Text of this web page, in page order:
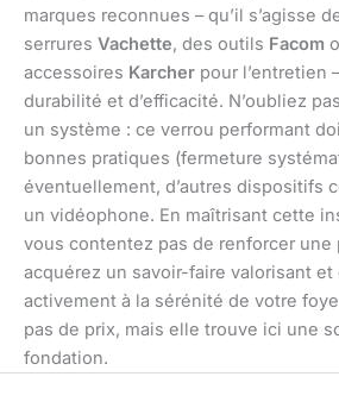
marques reconnues – qu’il s’agisse
serrures Vachette, des outils Facom
accessoires Karcher pour l’entretien
durabilité et d’efficacité. N’oubliez
un système : ce verrou performant
bonnes pratiques (fermeture
éventuellement, d’autres dispositifs
un vidéophone. En maîtrisant cette
vous contentez pas de renforcer une
acquérez un savoir-faire valorisant et
activement à la sérénité de votre
pas de prix, mais elle trouve ici une
fondation.